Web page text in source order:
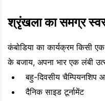
श्रृंखला का समग्र
कंबोडिया का कार्यक्रम किसी
के बजाय, अपना भार एक लंबी
बहु-दिवसीय चैम्पियनशिप
दैनिक साइड टूर्नामेंट